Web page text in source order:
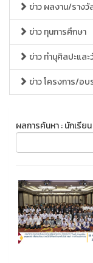
ข่าว ผลงาน/ราง
ข่าว ทุนการศึกษา
ข่าว ทำนุศิลปะแล
ข่าว โครงการ/อบ
ผลการค้นหา : นักเรียน